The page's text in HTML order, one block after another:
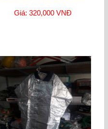
Giá: 320,000 VNĐ